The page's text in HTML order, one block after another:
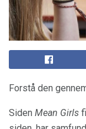
Forstå den
Siden Mean Girls